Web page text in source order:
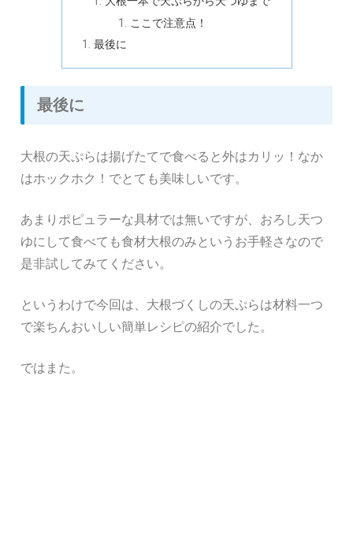
ここで注意点！
最後に
最後に
大根の天ぷらは揚げたてで食べると外はカリッ！なか
はホックホク！でとても美味しいです。
あまりポピュラーな具材では無いですが、おろし天つ
ゆにして食べても食材大根のみというお手軽さなので
是非試してみてください。
というわけで今回は、大根づくしの天ぷらは材料一つ
で楽ちんおいしい簡単レシピの紹介でした。
ではまた。